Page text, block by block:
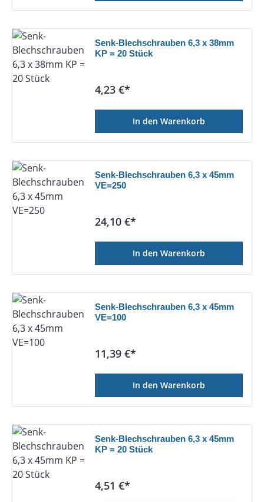
Senk-Blechschrauben 6,3 x 38mm
KP = 20 Stück
Regulärer Preis:
4,23 €*
In den Warenkorb
Senk-Blechschrauben 6,3 x 45mm
VE=250
Regulärer Preis:
24,10 €*
In den Warenkorb
Senk-Blechschrauben 6,3 x 45mm
VE=100
Regulärer Preis:
11,39 €*
In den Warenkorb
Senk-Blechschrauben 6,3 x 45mm
KP = 20 Stück
Regulärer Preis:
4,51 €*